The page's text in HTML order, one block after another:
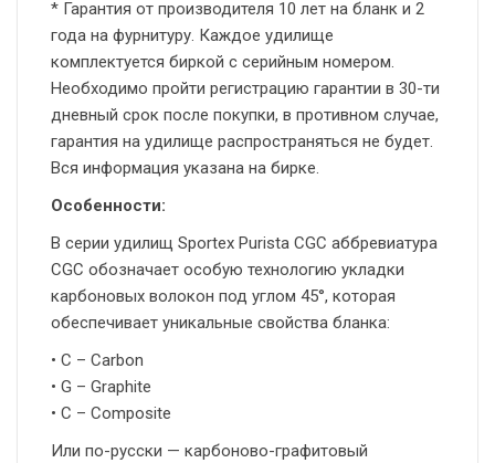
* Гарантия от производителя 10 лет на бланк и 2
года на фурнитуру. Каждое удилище
комплектуется биркой с серийным номером.
Необходимо пройти регистрацию гарантии в 30-ти
дневный срок после покупки, в противном случае,
гарантия на удилище распространяться не будет.
Вся информация указана на бирке.
Особенности:
В серии удилищ Sportex Purista CGC аббревиатура
CGC обозначает особую технологию укладки
карбоновых волокон под углом 45°, которая
обеспечивает уникальные свойства бланка:
• С – Carbon
• G – Graphite
• C – Composite
Или по-русски — карбоново-графитовый